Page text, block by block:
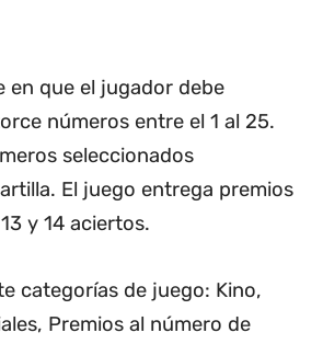
en que el jugador debe
números entre el 1 al 25.
seleccionados
El juego entrega premios
y 14 aciertos.
categorías de juego: Kino,
Premios al número de